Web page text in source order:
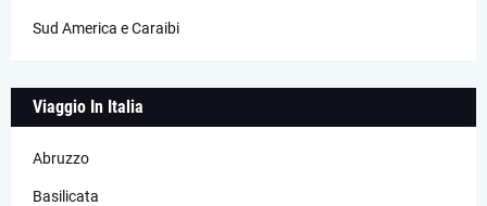
Sud America e Caraibi
Viaggio In Italia
Abruzzo
Basilicata